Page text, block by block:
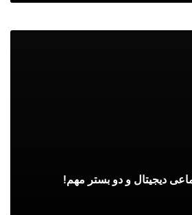
دیجیتال و دو بستر مهم!